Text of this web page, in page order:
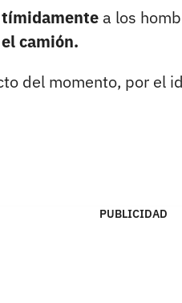
tímidamente a los
camión.
del momento, por el
PUBLICIDAD